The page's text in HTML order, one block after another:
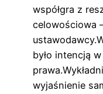
współgra z
celowościowa
było intencją
wyjaśnienie